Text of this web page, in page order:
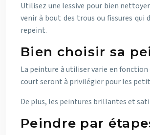
Utilisez une lessive pour bien
venir à bout des trous ou fissures qui
repeint.
Bien choisir sa
La peinture à utiliser varie en fonction
court seront à privilégier pour les
De plus, les peintures brillantes et
Peindre par